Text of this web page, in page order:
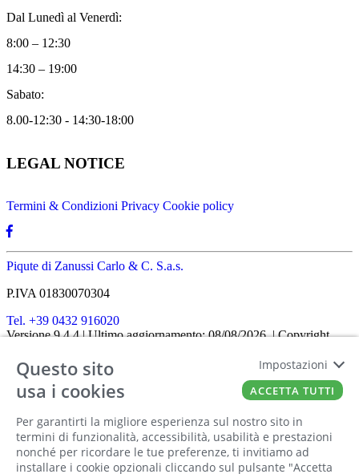
Dal Lunedì al Venerdì:
8:00 – 12:30
14:30 – 19:00
Sabato:
8.00-12:30 - 14:30-18:00
LEGAL NOTICE
Termini & Condizioni Privacy Cookie policy
Piqute di Zanussi Carlo & C. S.a.s.
P.IVA 01830070304
Tel. +39 0432 916020
Versione 9.4.4 | Ultimo aggiornamento: 08/08/2026 | Copyright
Home| Chi siamo| Approfondimenti
FATTO CON IL
DA EUROBUSINESS
Ciao! Stai usando un browser non più
supportato! Per fruire al meglio di questo
sito ti consigliamo di utilizzare un altro
Questo sito
usa i cookies
Per garantirti la migliore esperienza sul nostro sito in
termini di funzionalità, accessibilità, usabilità e prestazioni
nonché per ricordare le tue preferenze, ti invitiamo ad
installare i cookie opzionali cliccando sul pulsante "Accetta
Impostazioni
ACCETTA TUTTI